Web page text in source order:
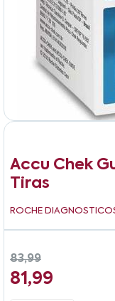
Accu Chek
Tiras
ROCHE
83,99
81,99